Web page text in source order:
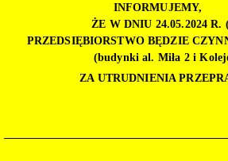
INFORMUJEMY,
ŻE W DNIU 24.05.2024 R.
PRZEDSIĘBIORSTWO BĘDZIE
(budynki al. Miła 2 i
ZA UTRUDNIENIA